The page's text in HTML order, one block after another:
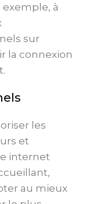
exemple, à
sur
la connexion
les
et
internet
au mieux